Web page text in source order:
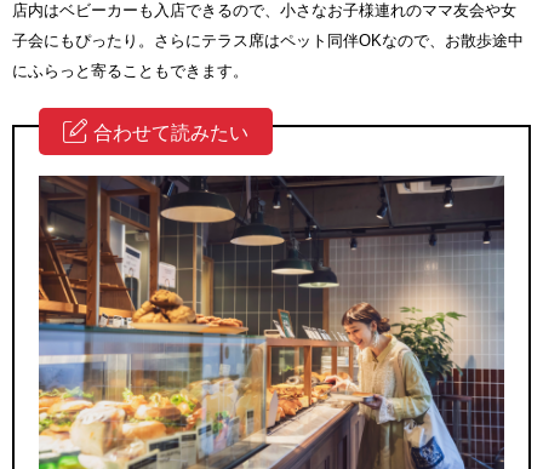
店内はベビーカーも入店できるので、小さなお子様連れのママ友会や女
子会にもぴったり。さらにテラス席はペット同伴OKなので、お散歩途中
にふらっと寄ることもできます。
合わせて読みたい